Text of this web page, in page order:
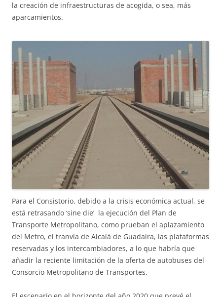
la creación de infraestructuras de acogida, o sea, más
aparcamientos.
Para el Consistorio, debido a la crisis económica actual, se
está retrasando ‘sine die’ la ejecución del Plan de
Transporte Metropolitano, como prueban el aplazamiento
del Metro, el tranvía de Alcalá de Guadaira, las plataformas
reservadas y los intercambiadores, a lo que habría que
añadir la reciente limitación de la oferta de autobuses del
Consorcio Metropolitano de Transportes.